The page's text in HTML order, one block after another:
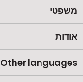
משפטי
אודות
Other languages